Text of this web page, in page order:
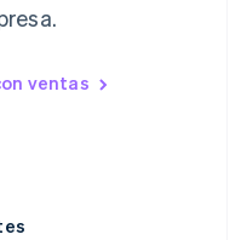
ventas